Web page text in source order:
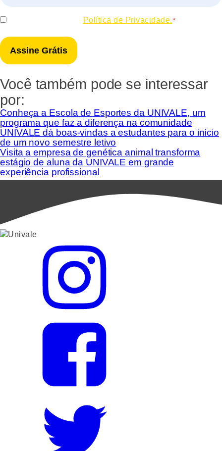
Consentir Política de Privacidade. *
Você também pode se interessar
por:
Conheça a Escola de Esportes da UNIVALE, um
programa que faz a diferença na comunidade
UNIVALE dá boas-vindas a estudantes para o início
de um novo semestre letivo
Visita a empresa de genética animal transforma
estágio de aluna da UNIVALE em grande
experiência profissional